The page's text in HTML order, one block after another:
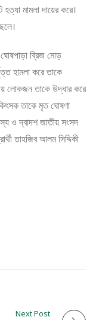
মামলা দায়ের করে।
ব্রিজ মোড়
হামলা করে তাকে
লোকজন তাকে উদ্ধার করে
তাকে মৃত ঘোষণা
ও দ্বাদশ জাতীয় সংসদ
তাহজিব আলম সিদ্দিকী
Next Post